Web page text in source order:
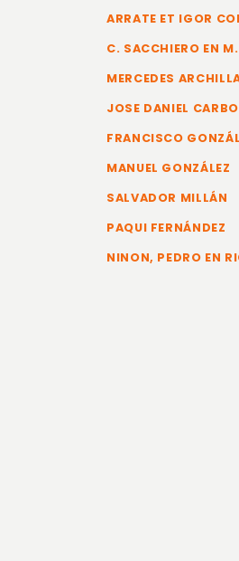
ARRATE ET IGOR
C. SACCHIERO EN
MERCEDES
JOSE DANIEL
FRANCISCO
MANUEL GONZÁLEZ
SALVADOR MILLÁN
PAQUI FERNÁNDEZ
NINON, PEDRO EN